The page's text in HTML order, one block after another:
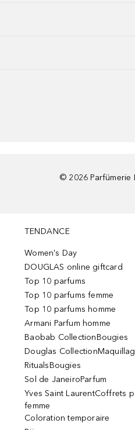
© 2026 Parfümerie
TENDANCE
Women's Day
DOUGLAS online giftcard
Top 10 parfums
Top 10 parfums femme
Top 10 parfums homme
Armani Parfum homme
Baobab CollectionBougies
Douglas
RitualsBougies
Sol de JaneiroParfum
Yves Saint LaurentCoffrets
femme
Coloration temporaire